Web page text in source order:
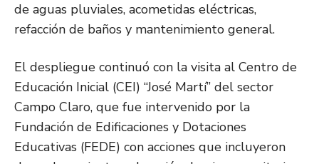
de aguas pluviales, acometidas eléctricas,
refacción de baños y mantenimiento general.
El despliegue continuó con la visita al Centro de
Educación Inicial (CEI) “José Martí” del sector
Campo Claro, que fue intervenido por la
Fundación de Edificaciones y Dotaciones
Educativas (FEDE) con acciones que incluyeron